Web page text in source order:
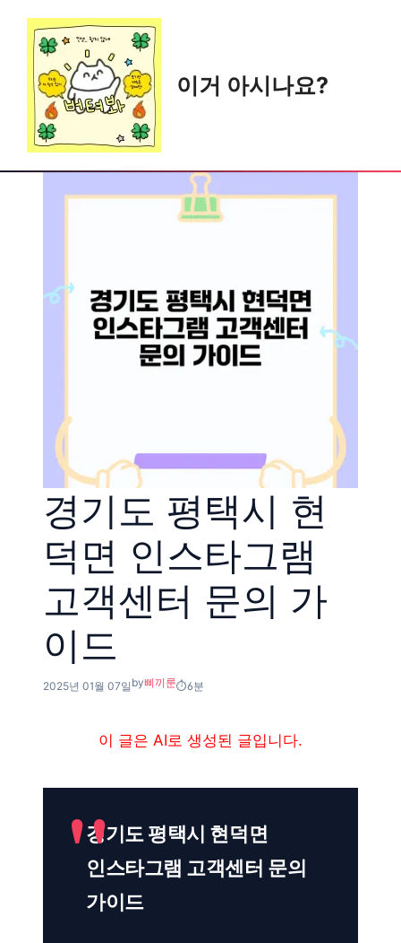
content
이거 아시나요?
경기도 평택시 현
덕면 인스타그램
고객센터 문의 가
이드
2025년 01월 07일 by삐끼룬 6분
이 글은 AI로 생성된 글입니다.
경기도 평택시 현덕면
인스타그램 고객센터 문의
가이드